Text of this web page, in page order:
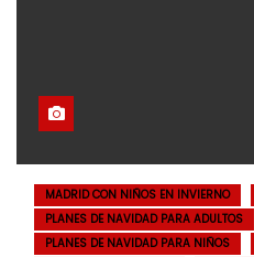
MADRID CON NIÑOS EN INVIERNO
PLANES DE NAVIDAD PARA ADULTOS
PLANES DE NAVIDAD PARA NIÑOS